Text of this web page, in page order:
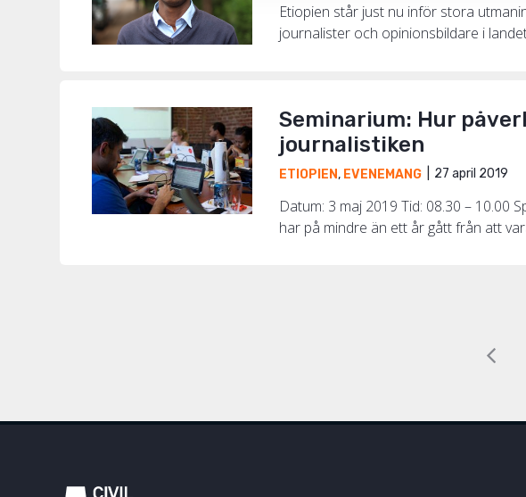
Etiopien står just nu inför stora
journalister och opinionsbildare i
Seminarium: Hur
journalistiken
ETIOPIEN, EVENEMANG 27 april 2019
Datum: 3 maj 2019 Tid: 08.30 – 10.00
har på mindre än ett år gått från att